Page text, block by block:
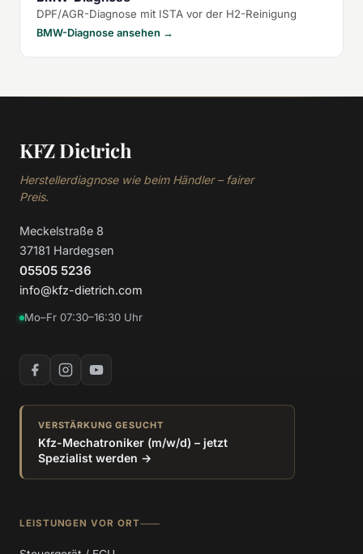
DPF/AGR-Diagnose mit ISTA vor der H2-Reinigung
BMW-Diagnose ansehen →
KFZ Dietrich
Herstellerdiagnose wie beim Händler – fairer
Preis.
Meckelstraße 8
37181 Hardegsen
05505 5236
info@kfz-dietrich.com
Mo–Fr 07:30–16:30 Uhr
VERSTÄRKUNG GESUCHT
Kfz-Mechatroniker (m/w/d) – jetzt
Spezialist werden →
LEISTUNGEN VOR ORT